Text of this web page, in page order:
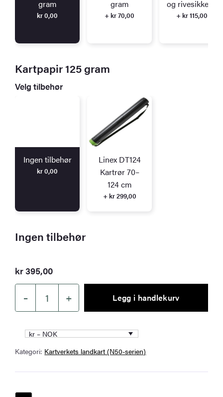
gram
kr0,00
gram
+ kr 70,00
og rivesikkert)
+ kr 115,00
Kartpapir 125 gram
Velg tilbehør
Ingen tilbehør
kr0,00
Linex DT124
Kartrør 70–
124 cm
+ kr 299,00
Ingen tilbehør
kr395,00
–
Kartverket
–
landkart
(N50):
43-
antall
+ Legg i handlekurv
kr – NOK
Kategori: Kartverkets landkart (N50-serien)